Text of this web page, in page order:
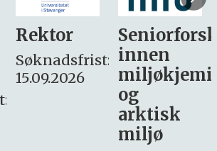
Seniorforsker
innen
miljøkjemi
søker
– fast
Søknadsfrist:
16. august.